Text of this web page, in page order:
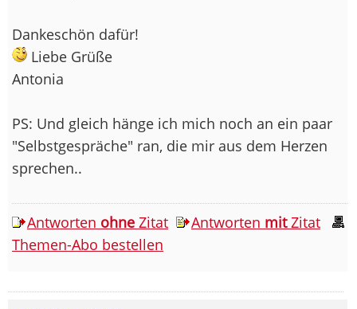
Dankeschön dafür!
Liebe Grüße
Antonia
PS: Und gleich hänge ich mich noch an ein paar
"Selbstgespräche" ran, die mir aus dem Herzen
sprechen..
Antworten ohne Zitat Antworten mitZitat
Themen-Abo bestellen